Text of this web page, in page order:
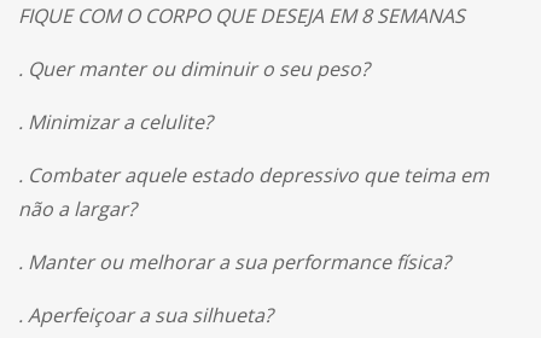
FIQUE COM O CORPO QUE DESEJA EM 8 SEMANAS
. Quer manter ou diminuir o seu peso?
. Minimizar a celulite?
. Combater aquele estado depressivo que teima em
não a largar?
. Manter ou melhorar a sua performance física?
. Aperfeiçoar a sua silhueta?